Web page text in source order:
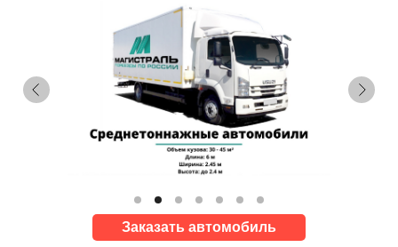
Заказать автомобиль